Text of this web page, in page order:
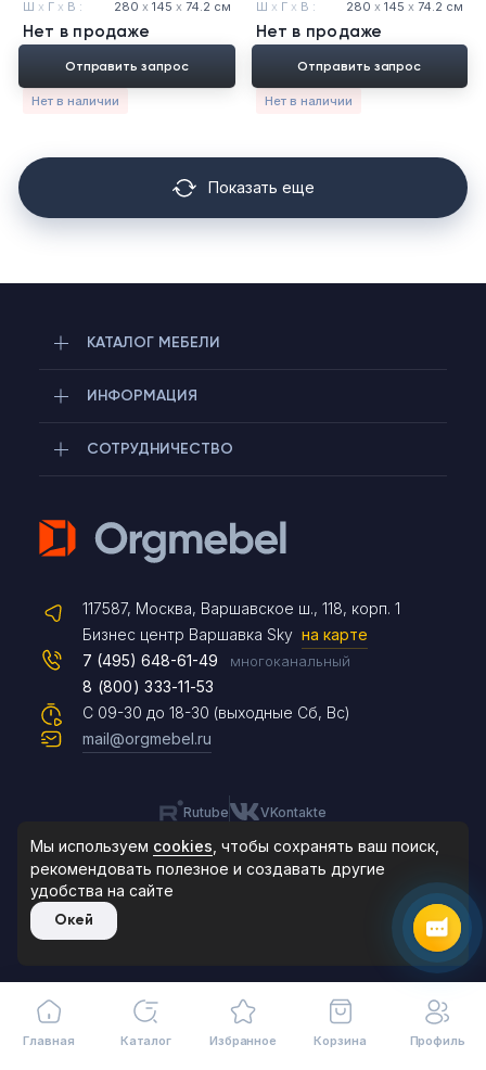
Ш х Г х В : 280 х145 х74.2 см
Нет в продаже
Нет в наличии
Отправить запрос
Ш х Г х В : 280 х 145 х 74.2 см
Нет в продаже
Нет в наличии
Отправить запрос
Показать еще
Главная Каталог Избранное Корзина Профиль
КАТАЛОГ МЕБЕЛИ
ИНФОРМАЦИЯ
СОТРУДНИЧЕСТВО
117587, Москва, Варшавское ш., 118, корп. 1
Бизнес центр Варшавка Sky на карте
С 09-30 до 18-30 (выходные Сб, Вс)
7 (495) 648-61-49 многоканальный
8 (800) 333-11-53
mail@orgmebel.ru
Rutube VKontakte
Продажа офисной мебели.
Все права защищены.
Telegram
Max
Чат на сайте
8 (495) 183-47-87
По будням с 09:30 до 18:30
Мы используем cookies , чтобы сохранять ваш поиск,
рекомендовать полезное и создавать другие
удобства на сайте
Окей